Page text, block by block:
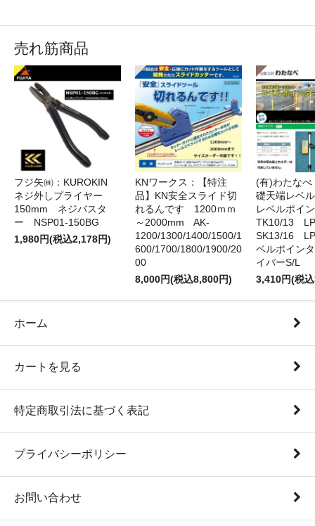
売れ筋商品
フジ矢㈱：KUROKIN
ネジ外しプライヤー
150mm ネジバスタ
ー NSP01-150BG
1,980円(税込2,178円)
KNワークス：【特注
品】KN安全スライド切
れるんです 1200ｍｍ
～2000mm AK-
1200/1300/1400/1500/1
600/1700/1800/1900/20
00
8,000円(税込8,800円)
(有)わたな
礎天端レベ
レベルポイ
TK10/13
SK13/16
ベルポイン
イバーS/L
3,410円(税
ホーム
カートを見る
特定商取引法に基づく表記
プライバシーポリシー
お問い合わせ